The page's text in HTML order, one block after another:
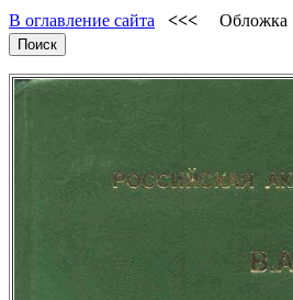
В оглавление сайта <<< Обложка